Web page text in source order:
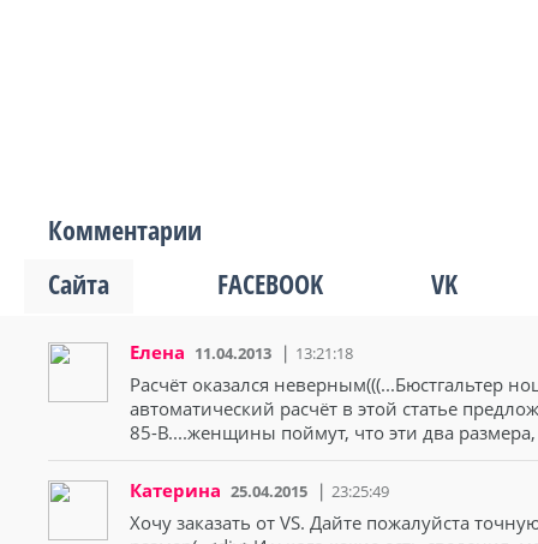
Комментарии
Сайта
FACEBOOK VK
Елена 11.04.2013 13:21:18
Расчёт оказался неверным(((...Бюстгальтер
автоматический расчёт в этой статье
85-В....женщины поймут, что эти два
Катерина 25.04.2015 23:25:49
Хочу заказать от VS. Дайте пожалуйста